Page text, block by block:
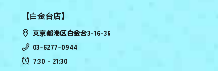
【白金台店】
東京都港区白金台3-16-36
03-6277-0944
7:30 - 21:30